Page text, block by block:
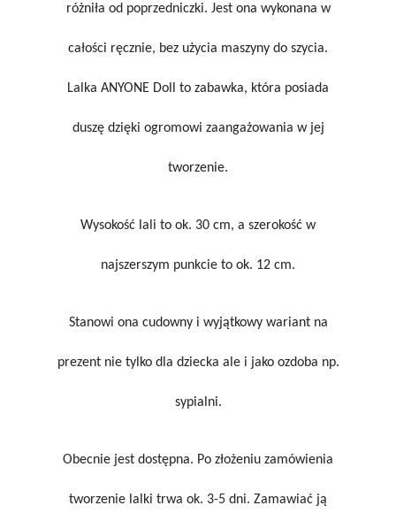
różniła od poprzedniczki. Jest ona wykonana w
całości ręcznie, bez użycia maszyny do szycia.
Lalka ANYONE Doll to zabawka, która posiada
duszę dzięki ogromowi zaangażowania w jej
tworzenie.
Wysokość lali to ok. 30 cm, a szerokość w
najszerszym punkcie to ok. 12 cm.
Stanowi ona cudowny i wyjątkowy wariant na
prezent nie tylko dla dziecka ale i jako ozdoba np.
sypialni.
Obecnie jest dostępna. Po złożeniu zamówienia
tworzenie lalki trwa ok. 3-5 dni. Zamawiać ją